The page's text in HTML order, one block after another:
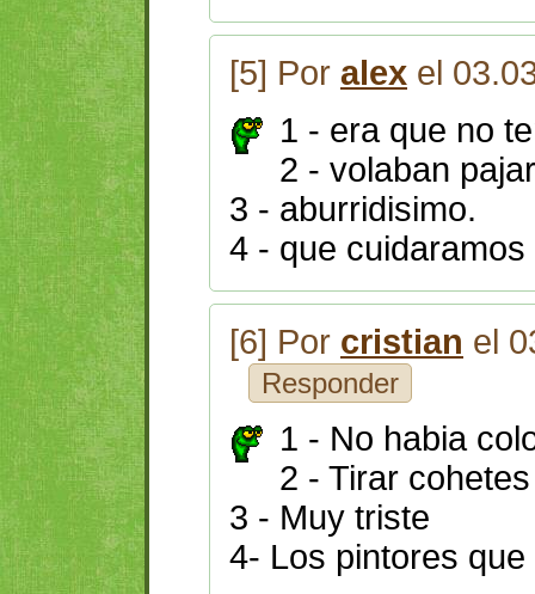
[5] Por alex el
1 - era que no
2 - volaban
3 - aburridisimo.
4 - que
[6] Por cristian el
Responder
1 - No habia
2 - Tirar
3 - Muy triste
4- Los pintores